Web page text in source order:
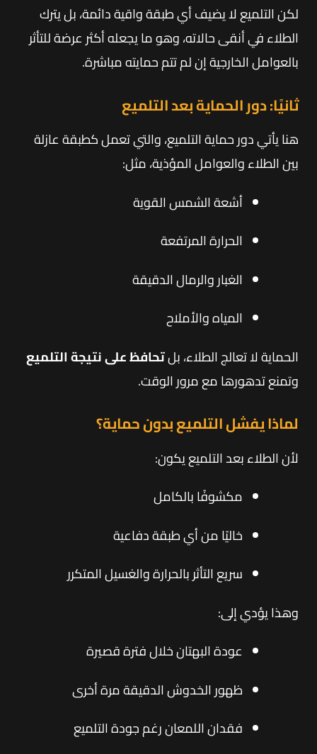
لكن التلميع لا يضيف أي طبقة واقية دائمة، بل يترك
الطلاء في أنقى حالاته، وهو ما يجعله أكثر عرضة للتأثر
بالعوامل الخارجية إن لم تتم حمايته مباشرة.
ثانيًا: دور الحماية بعد التلميع
هنا يأتي دور حماية التلميع، والتي تعمل كطبقة عازلة
بين الطلاء والعوامل المؤذية، مثل:
أشعة الشمس القوية
الحرارة المرتفعة
الغبار والرمال الدقيقة
المياه والأملاح
الحماية لا تعالج الطلاء، بلتحافظ على نتيجة التلميع
وتمنع تدهورها مع مرور الوقت.
لماذا يفشل التلميع بدون حماية؟
لأن الطلاء بعد التلميع يكون:
مكشوفًا بالكامل
خاليًا من أي طبقة دفاعية
سريع التأثر بالحرارة والغسيل المتكرر
وهذا يؤدي إلى:
عودة البهتان خلال فترة قصيرة
ظهور الخدوش الدقيقة مرة أخرى
فقدان اللمعان رغم جودة التلميع